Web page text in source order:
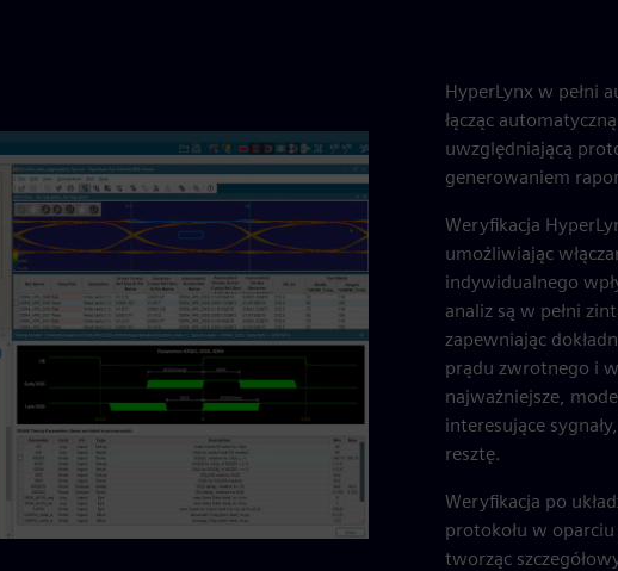
HyperLynx w pełni
łącząc
uwzględniającą
generowaniem
Weryfikacja
umożliwiając
indywidualnego
analiz są w pełni
zapewniając
prądu zwrotnego i
najważniejsze,
interesujące
resztę.
Weryfikacja po
protokołu w
tworząc